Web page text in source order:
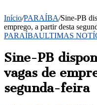
Início/PARAÍBA/Sine-PB
emprego, a partir desta
PARAÍBAULTIMAS
Sine-PB
vagas de
segunda-feira